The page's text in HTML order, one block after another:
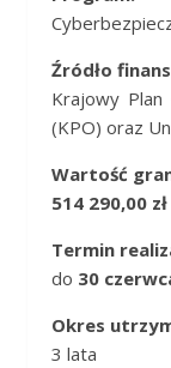
Źródło
Krajowy Plan
(KPO) oraz
Wartość
514 290,00 zł
Termin
do 30
Okres
3 lata